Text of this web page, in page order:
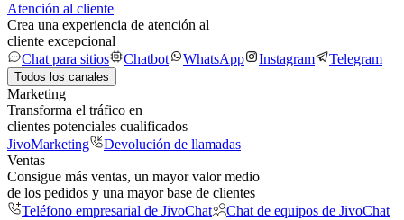
Atención al cliente
Crea una experiencia de atención al
cliente excepcional
Chat para sitios
Chatbot WhatsApp Instagram Telegram
Todos los canales
Marketing
Transforma el tráfico en
clientes potenciales cualificados
JivoMarketing
Devolución de llamadas
Ventas
Consigue más ventas, un mayor valor medio
de los pedidos y una mayor base de clientes
Teléfono empresarial de JivoChat
Chat de equipos de JivoChat